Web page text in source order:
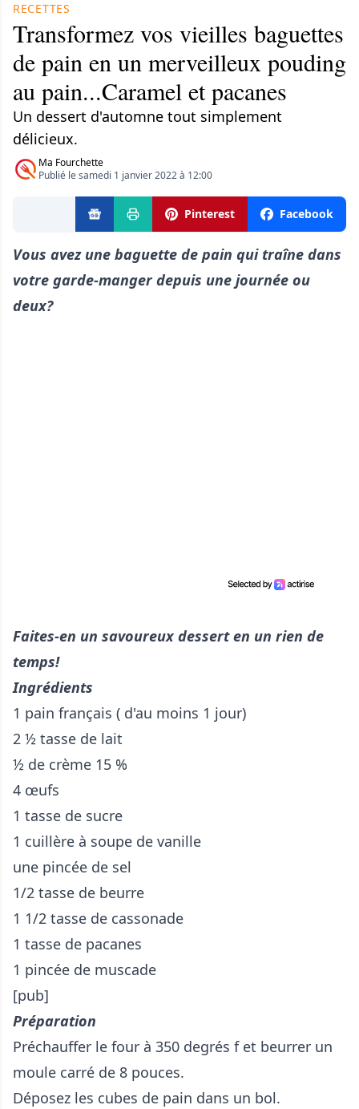
RECETTES
Transformez vos vieilles baguettes
de pain en un ​merveilleux pouding
au pain...Caramel et pacanes
Un dessert d'automne tout simplement
délicieux.
Ma Fourchette
Publié le samedi 1 janvier 2022 à 12:00
Pinterest Facebook
Vous avez une baguette de pain qui traîne dans
votre garde-manger depuis une journée ou
deux?
Faites-en un savoureux dessert en un rien de
temps!
Ingrédients
1 pain français ( d'au moins 1 jour)
2 ½ tasse de lait
½ de crème 15 %
4 œufs
1 tasse de sucre
1 cuillère à soupe de vanille
une pincée de sel
1/2 tasse de beurre
1 1/2 tasse de cassonade
1 tasse de pacanes
1 pincée de muscade
[pub]
Préparation
Préchauffer le four à 350 degrés f et beurrer un
moule carré de 8 pouces.
Déposez les cubes de pain dans un bol.